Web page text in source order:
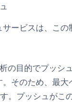
サービスは、この
の目的でプッシ
。そのため、最
。プッシュがこ